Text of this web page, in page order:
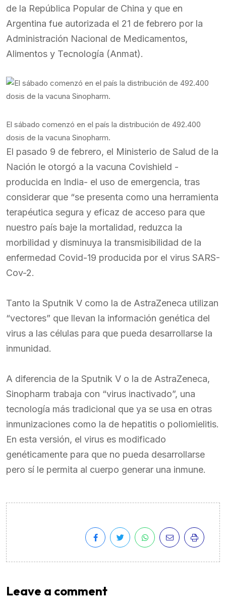
de la República Popular de China y que en
Argentina fue autorizada el 21 de febrero por la
Administración Nacional de Medicamentos,
Alimentos y Tecnología (Anmat).
El sábado comenzó en el país la distribución de 492.400
dosis de la vacuna Sinopharm.
El pasado 9 de febrero, el Ministerio de Salud de la
Nación le otorgó a la vacuna Covishield -
producida en India- el uso de emergencia, tras
considerar que “se presenta como una herramienta
terapéutica segura y eficaz de acceso para que
nuestro país baje la mortalidad, reduzca la
morbilidad y disminuya la transmisibilidad de la
enfermedad Covid-19 producida por el virus SARS-
Cov-2.
Tanto la Sputnik V como la de AstraZeneca utilizan
“vectores” que llevan la información genética del
virus a las células para que pueda desarrollarse la
inmunidad.
A diferencia de la Sputnik V o la de AstraZeneca,
Sinopharm trabaja con “virus inactivado”, una
tecnología más tradicional que ya se usa en otras
inmunizaciones como la de hepatitis o poliomielitis.
En esta versión, el virus es modificado
genéticamente para que no pueda desarrollarse
pero sí le permita al cuerpo generar una inmune.
Leave a comment